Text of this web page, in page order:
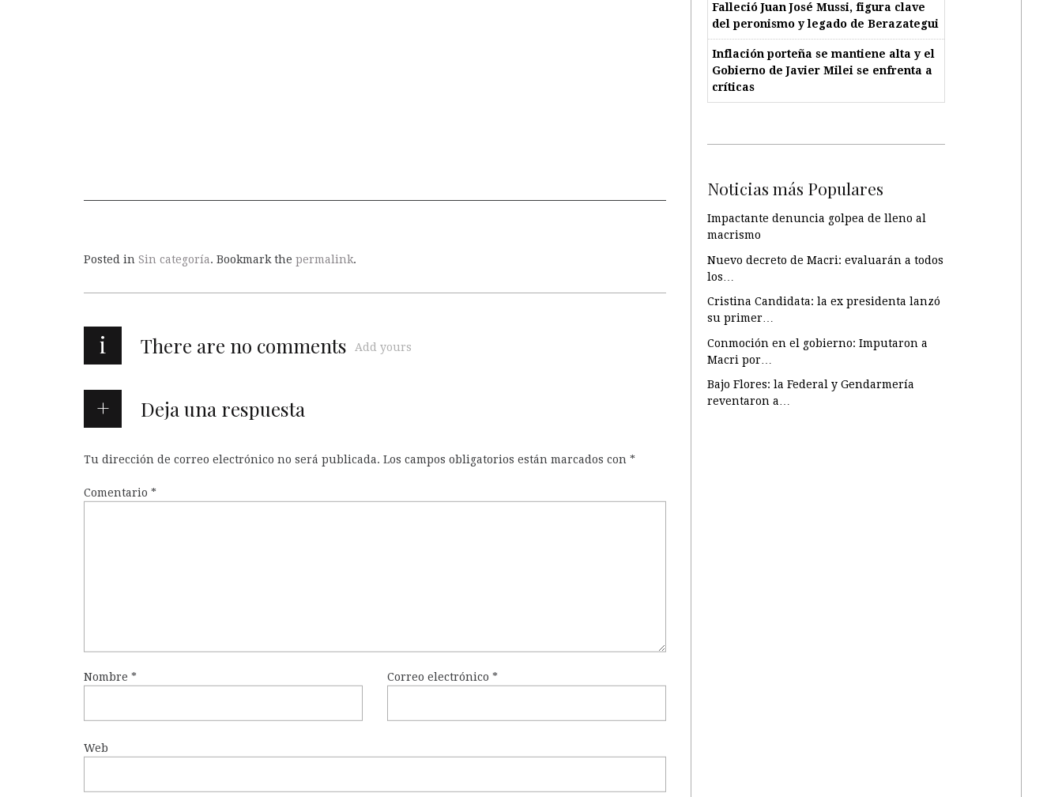
Posted in Sin categoría. Bookmark the permalink.
i There are no comments Add yours
Deja una respuesta
Tu dirección de correo electrónico no será publicada. Los campos obligatorios están marcados con *
Comentario *
Nombre * Correo electrónico*
Web
Falleció Juan José Mussi, figura clave
del peronismo y legado de Berazategui
Inflación porteña se mantiene alta y el
Gobierno de Javier Milei se enfrenta a
críticas
Noticias más Populares
Impactante denuncia golpea de lleno al
macrismo
Nuevo decreto de Macri: evaluarán a todos
los…
Cristina Candidata: la ex presidenta lanzó
su primer…
Conmoción en el gobierno: Imputaron a
Macri por…
Bajo Flores: la Federal y Gendarmería
reventaron a…